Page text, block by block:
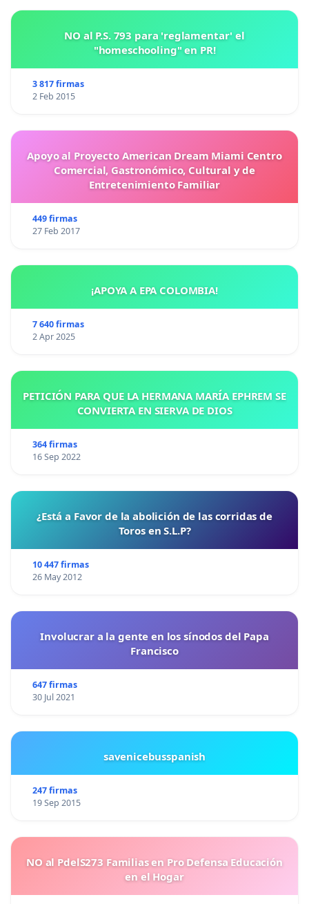
NO al P.S. 793 para 'reglamentar' el
"homeschooling" en PR!
3 817 firmas
2 Feb 2015
Apoyo al Proyecto American Dream Miami Centro
Comercial, Gastronómico, Cultural y de
Entretenimiento Familiar
449 firmas
27 Feb 2017
¡APOYA A EPA COLOMBIA!
7 640 firmas
2 Apr 2025
PETICIÓN PARA QUE LA HERMANA MARÍA EPHREM SE
CONVIERTA EN SIERVA DE DIOS
364 firmas
16 Sep 2022
¿Está a Favor de la abolición de las corridas de
Toros en S.L.P?
10 447 firmas
26 May 2012
Involucrar a la gente en los sínodos del Papa
Francisco
647 firmas
30 Jul 2021
savenicebusspanish
247 firmas
19 Sep 2015
NO al PdelS273 Familias en Pro Defensa Educación
en el Hogar